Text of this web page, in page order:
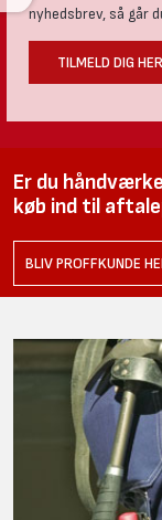
Er du
køb ind til
BLIV PROFFKUNDE